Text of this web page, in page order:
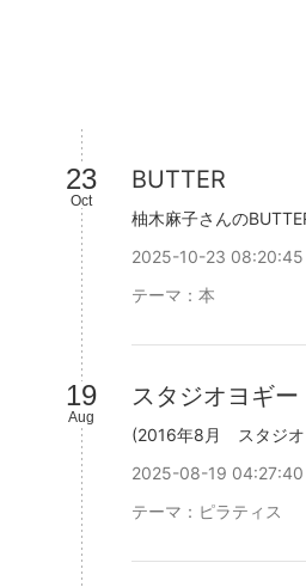
23
Oct
BUTTER
2025-10-23 08:20:45
テーマ： 本
19
Aug
スタジオヨギー
2025-08-19 04:27:40
テーマ： ピラティス